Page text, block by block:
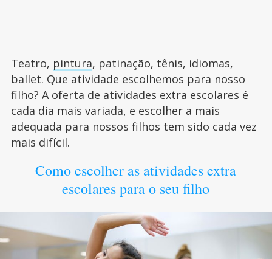
Teatro, pintura, patinação, tênis, idiomas,
ballet. Que atividade escolhemos para nosso
filho? A oferta de atividades extra escolares é
cada dia mais variada, e escolher a mais
adequada para nossos filhos tem sido cada vez
mais difícil.
Como escolher as atividades extra
escolares para o seu filho